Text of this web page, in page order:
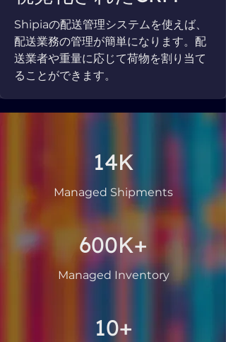
Shipiaの配送管理システムを使えば、
配送業務の管理が簡単になります。配
送業者や重量に応じて荷物を割り当て
ることができます。
14K
Managed Shipments
600K+
Managed Inventory
10+